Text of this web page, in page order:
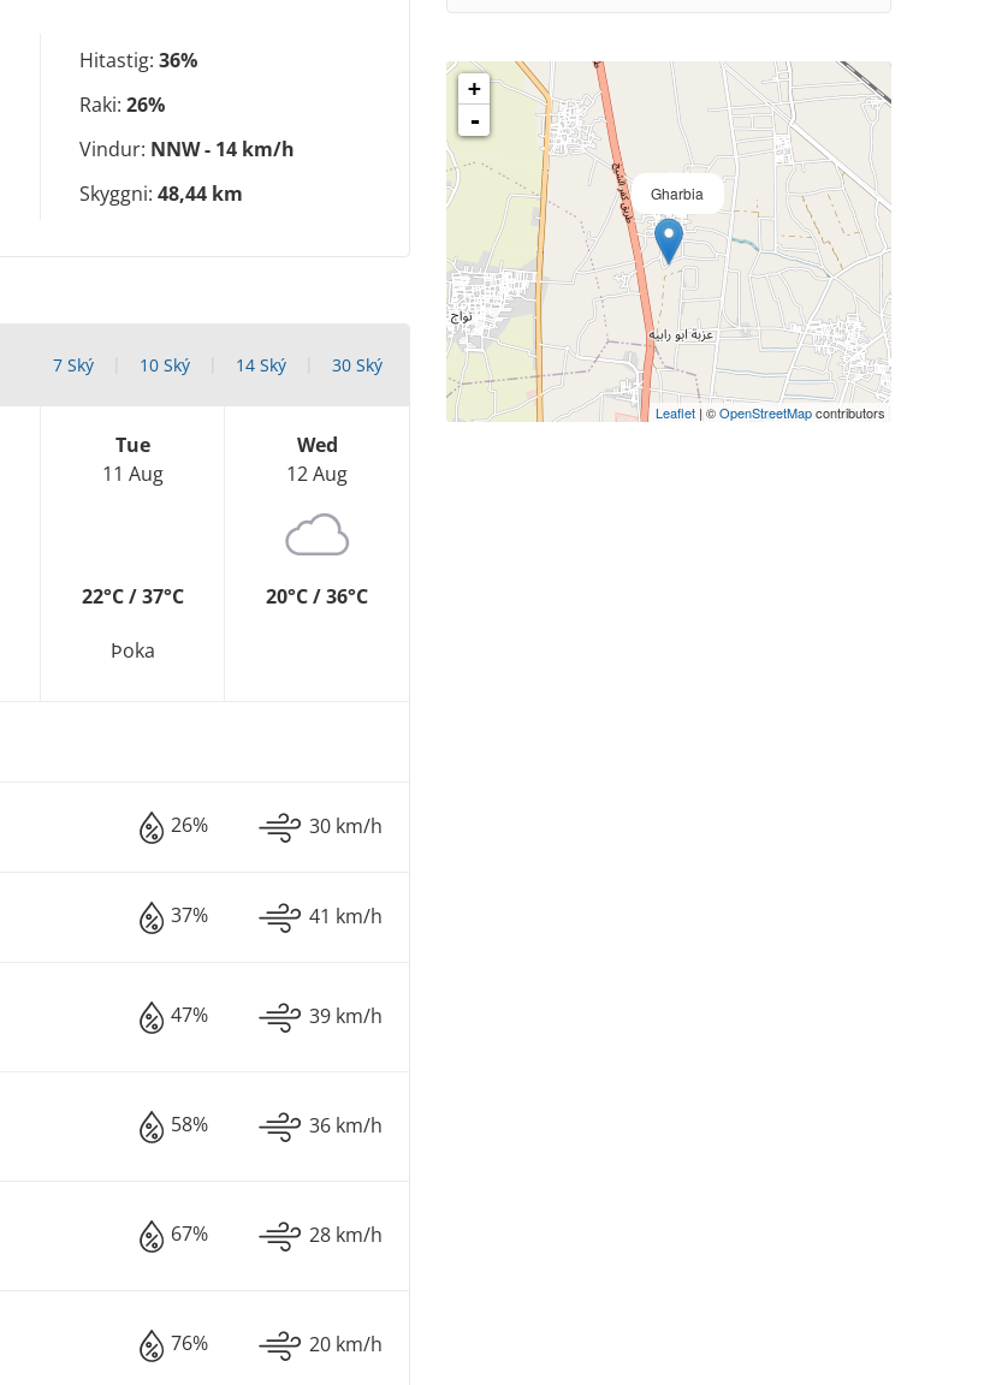
Hitastig: 36%
Raki: 26%
Vindur: NNW - 14 km/h
Skyggni: 48,44 km
7 Ský 10 Ský 14 Ský 30 Ský
Tue
11 Aug
22°C / 37°C
Þoka
Wed
12 Aug
20°C / 36°C
26% 30 km/h
37% 41 km/h
47% 39 km/h
58% 36 km/h
67% 28 km/h
76% 20 km/h
Gharbia
+
-
Leaflet | ©OpenStreetMapcontributors